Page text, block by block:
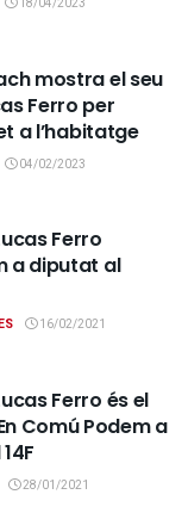
18/04/2023
mostra el seu
Ferro per
a l’habitatge
04/02/2023
Ferro
a diputat al
16/02/2021
Ferro és el
Comú Podem a
28/01/2021